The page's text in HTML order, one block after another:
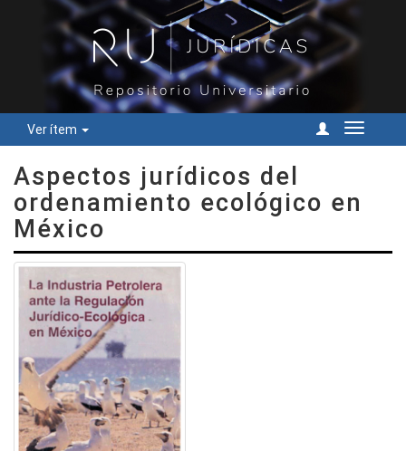
Ver ítem
Cambiar
Aspectos jurídicos del
ordenamiento ecológico en
México